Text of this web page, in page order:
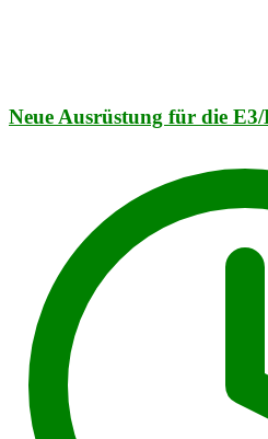
Neue Ausrüstung für die